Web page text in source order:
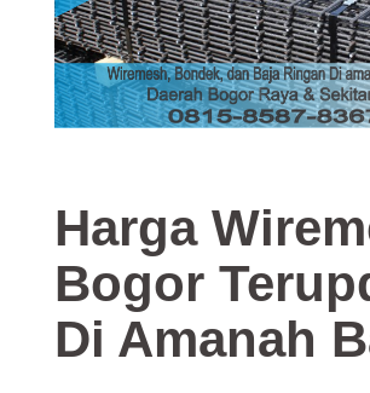
Harga
Bogor
Di Amanah